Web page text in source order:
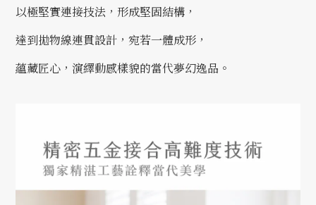
以極堅實連接技法，形成堅固結構，
達到拋物線連貫設計，宛若一體成形，
蘊藏匠心，演繹動感樣貌的當代夢幻逸品。